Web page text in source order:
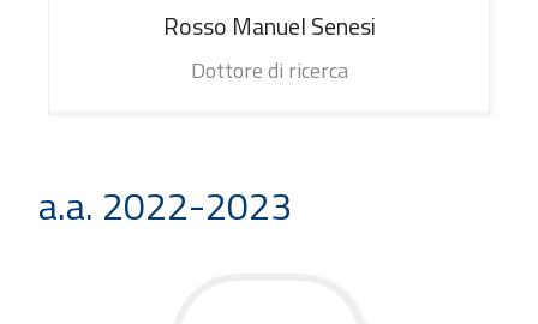
Rosso Manuel Senesi
Dottore di ricerca
a.a. 2022-2023